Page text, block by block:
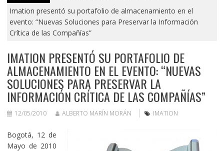
Imation presentó su portafolio de almacenamiento en el
evento: “Nuevas Soluciones para Preservar la Información
Crítica de las Compañías”
IMATION PRESENTÓ SU PORTAFOLIO DE
ALMACENAMIENTO EN EL EVENTO: “NUEVAS
SOLUCIONES PARA PRESERVAR LA
INFORMACIÓN CRÍTICA DE LAS COMPAÑÍAS”
12/05/2010 ALBERTO MARÍN MORÁN IMATION
Bogotá, 12 de
Mayo de 2010